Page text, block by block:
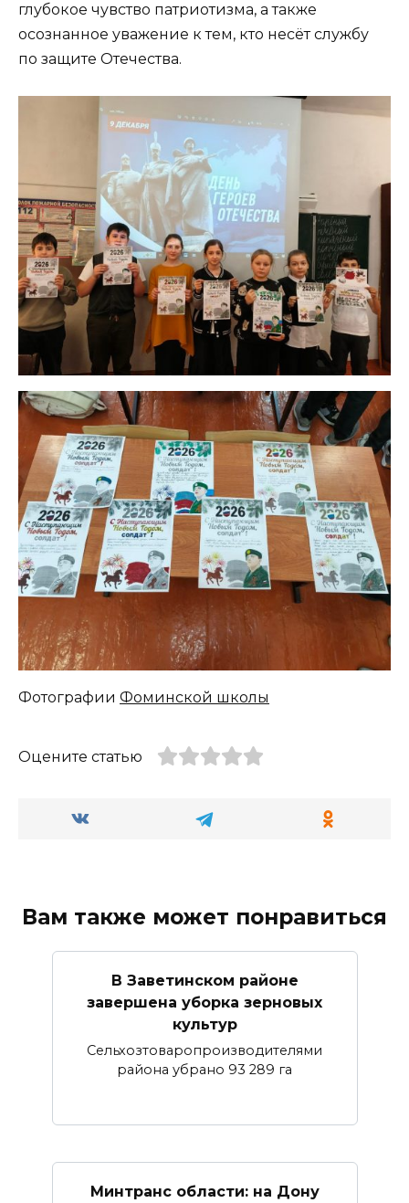
глубокое чувство патриотизма, а также
осознанное уважение к тем, кто несёт службу
по защите Отечества.
Фотографии Фоминской школы
Оцените статью
Вам также может понравиться
В Заветинском районе
завершена уборка зерновых
культур
Сельхозтоваропроизводителями
района убрано 93 289 га
Минтранс области: на Дону